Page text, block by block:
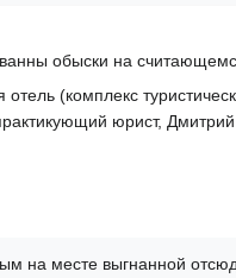
обыски на
(комплекс
юрист,
на месте выгнанной